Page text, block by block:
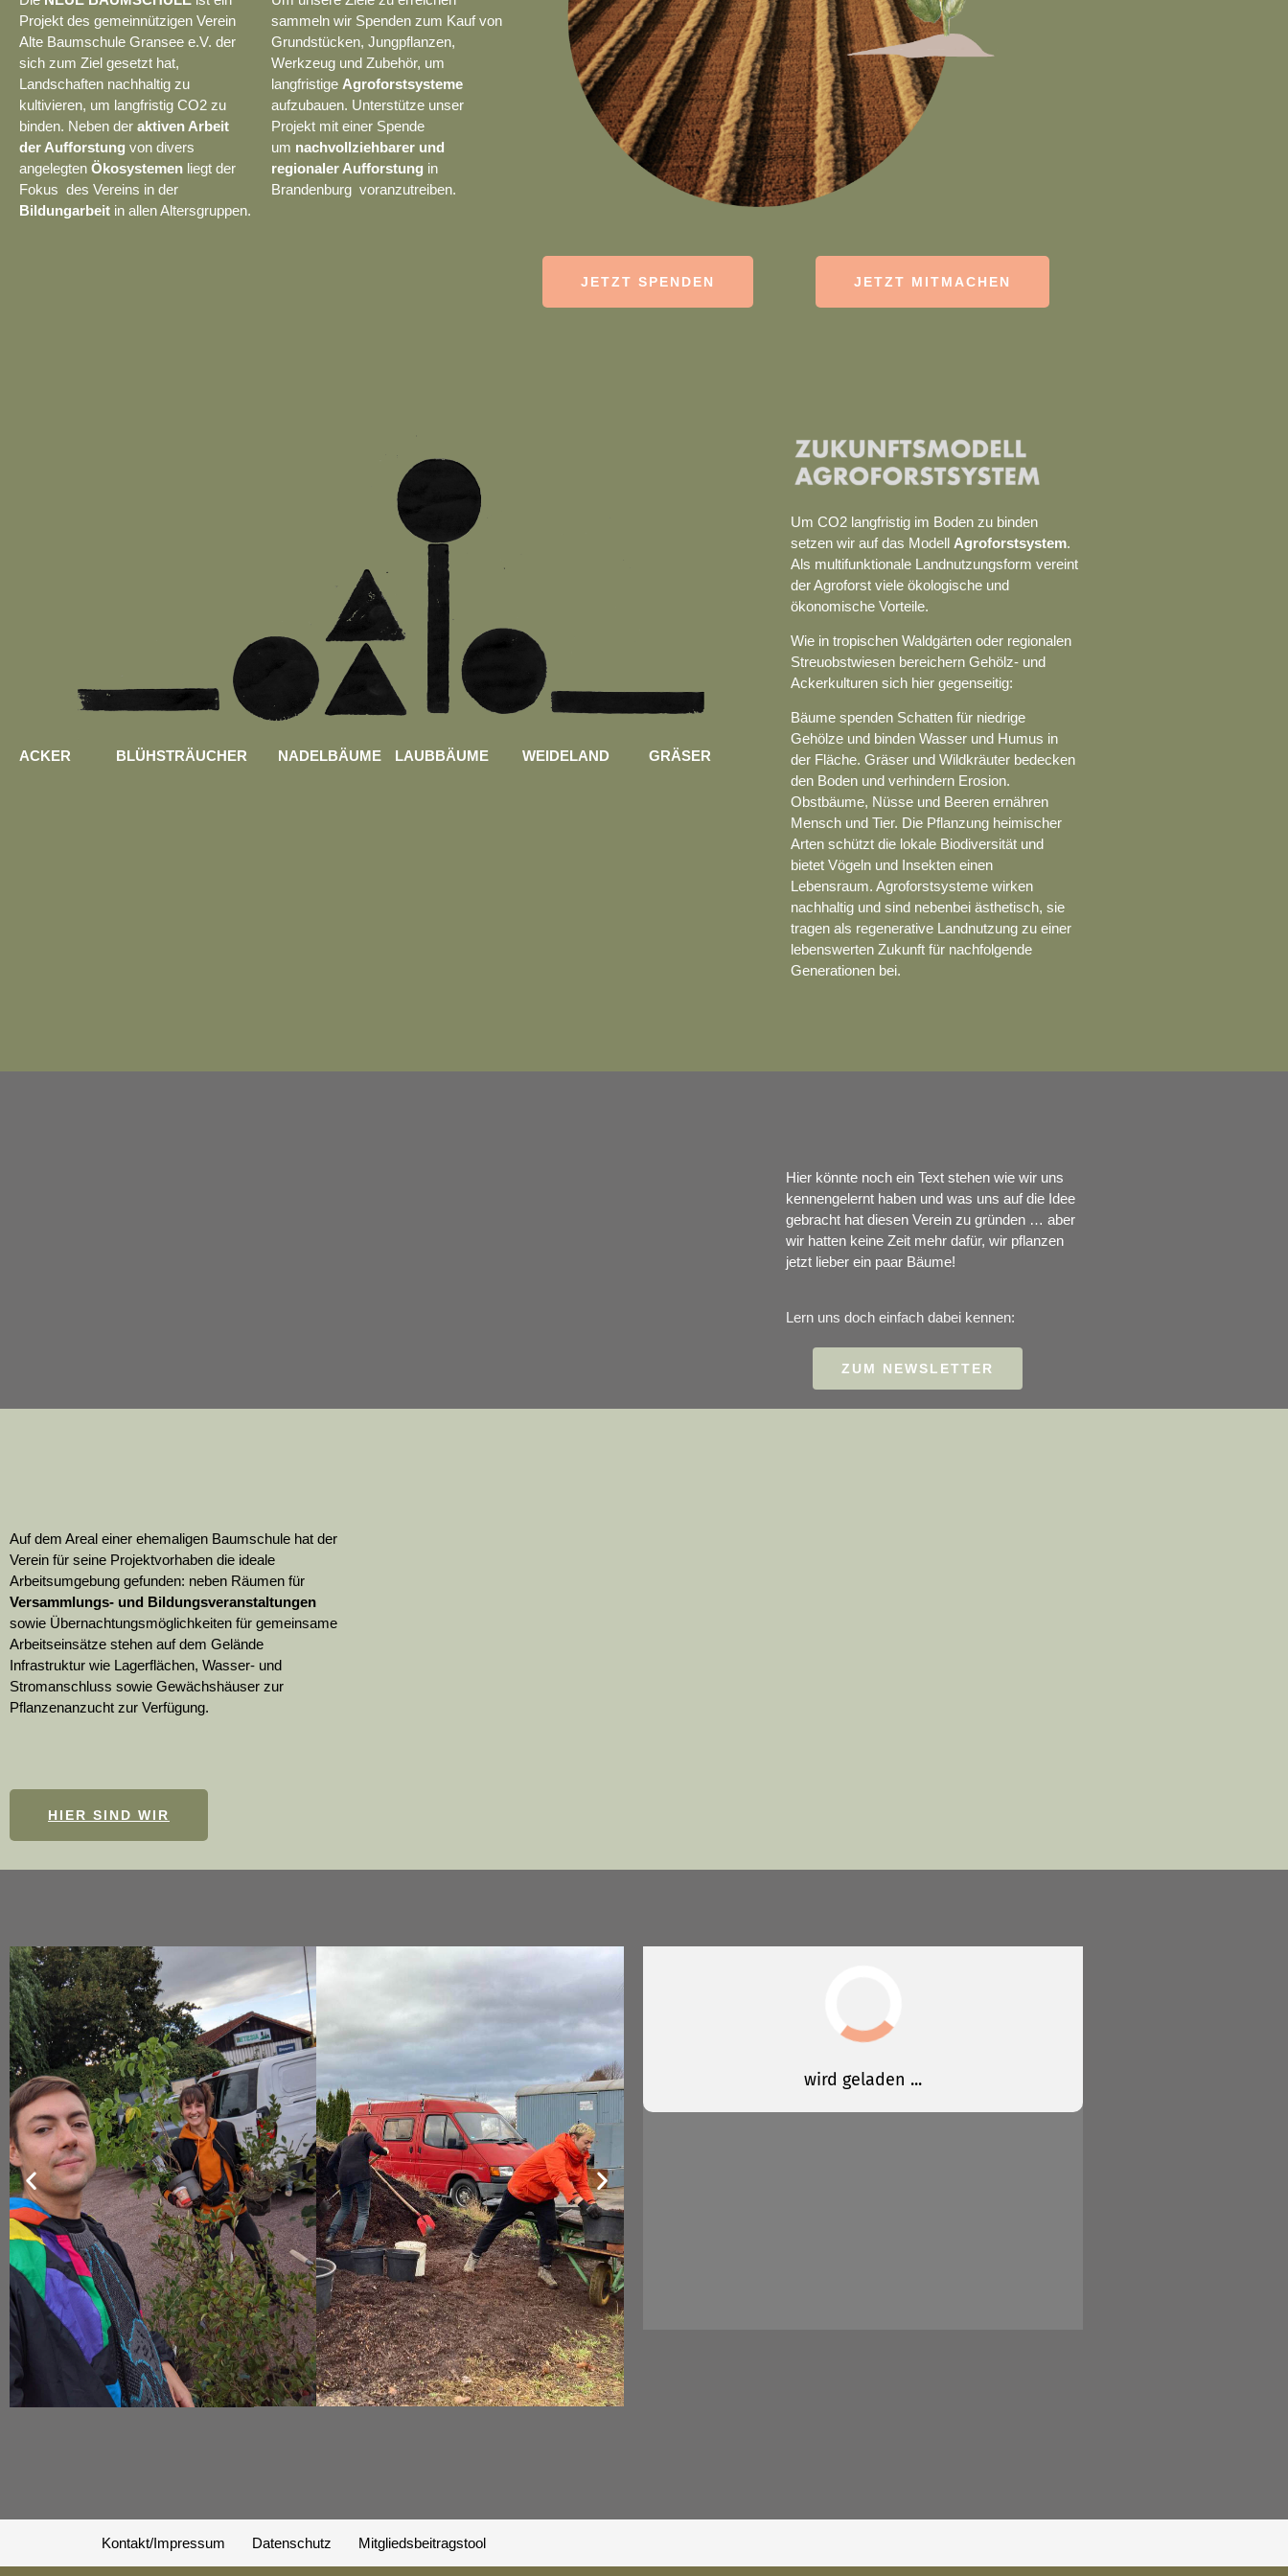
Projekt des gemeinnützigen Verein
Alte Baumschule Gransee e.V. der
sich zum Ziel gesetzt hat,
Landschaften nachhaltig zu
kultivieren, um langfristig CO2 zu
binden. Neben der aktiven Arbeit
der Aufforstung von divers
angelegten Ökosystemen liegt der
Fokus des Vereins in der
Bildungarbeit in allen Altersgruppen.
sammeln wir Spenden zum Kauf von
Grundstücken, Jungpflanzen,
Werkzeug und Zubehör, um
langfristige Agroforstsysteme
aufzubauen. Unterstütze unser
Projekt mit einer Spende
um nachvollziehbarer und
regionaler Aufforstung in
Brandenburg voranzutreiben.
JETZT SPENDEN JETZT MITMACHEN
ACKER BLÜHSTRÄUCHER NADELBÄUME LAUBBÄUME WEIDELAND GRÄSER
Um CO2 langfristig im Boden zu binden
setzen wir auf das Modell Agroforstsystem.
Als multifunktionale Landnutzungsform vereint
der Agroforst viele ökologische und
ökonomische Vorteile.
Wie in tropischen Waldgärten oder regionalen
Streuobstwiesen bereichern Gehölz- und
Ackerkulturen sich hier gegenseitig:
Bäume spenden Schatten für niedrige
Gehölze und binden Wasser und Humus in
der Fläche. Gräser und Wildkräuter bedecken
den Boden und verhindern Erosion.
Obstbäume, Nüsse und Beeren ernähren
Mensch und Tier. Die Pflanzung heimischer
Arten schützt die lokale Biodiversität und
bietet Vögeln und Insekten einen
Lebensraum. Agroforstsysteme wirken
nachhaltig und sind nebenbei ästhetisch, sie
tragen als regenerative Landnutzung zu einer
lebenswerten Zukunft für nachfolgende
Generationen bei.
Hier könnte noch ein Text stehen wie wir uns
kennengelernt haben und was uns auf die Idee
gebracht hat diesen Verein zu gründen … aber
wir hatten keine Zeit mehr dafür, wir pflanzen
jetzt lieber ein paar Bäume!
Lern uns doch einfach dabei kennen:
ZUM NEWSLETTER
Auf dem Areal einer ehemaligen Baumschule hat der
Verein für seine Projektvorhaben die ideale
Arbeitsumgebung gefunden: neben Räumen für
Versammlungs- und Bildungsveranstaltungen
sowie Übernachtungsmöglichkeiten für gemeinsame
Arbeitseinsätze stehen auf dem Gelände
Infrastruktur wie Lagerflächen, Wasser- und
Stromanschluss sowie Gewächshäuser zur
Pflanzenanzucht zur Verfügung.
HIER SIND WIR
Kontakt/Impressum Datenschutz Mitgliedsbeitragstool